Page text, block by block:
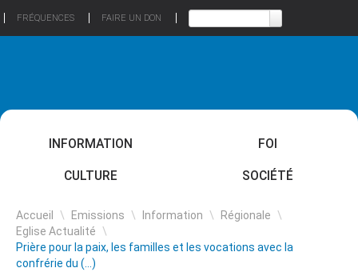
FRÉQUENCES FAIRE UN DON
INFORMATION FOI
CULTURE SOCIÉTÉ
Accueil \ Emissions \ Information \ Régionale \
Eglise Actualité \
Prière pour la paix, les familles et les vocations avec la
confrérie du (…)